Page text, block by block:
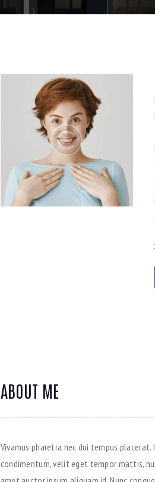
ABOUT ME
Vivamus pharetra nec dui tempus
condimentum, velit eget tempor mattis,